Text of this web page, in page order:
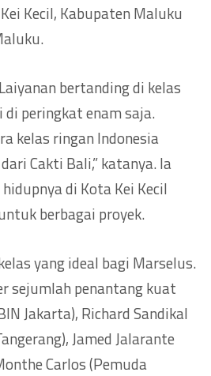
Kecil, Kabupaten Maluku
bertanding di kelas
di peringkat enam saja.
kelas ringan Indonesia
Cakti Bali,” katanya. Ia
di Kota Kei Kecil
berbagai proyek.
yang ideal bagi Marselus.
sejumlah penantang kuat
Jakarta), Richard Sandikal
Jamed Jalarante
Carlos (Pemuda